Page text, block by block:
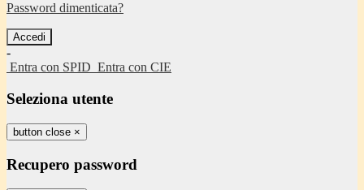
Password dimenticata?
-
Entra con SPID Entra con CIE
Seleziona utente
button close ×
Recupero password